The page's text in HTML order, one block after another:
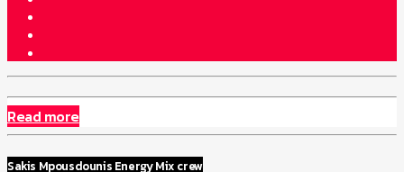
Read more
Sakis Mpousdounis Energy Mix crew